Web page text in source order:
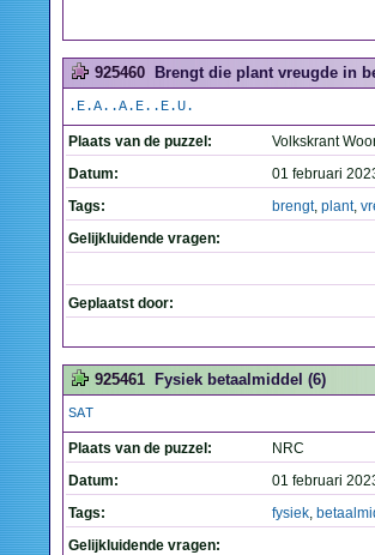
925460 Brengt die plant vreugde in
.E.A..A.E..E.U.
Plaats van de puzzel:
Volkskrant
Datum:
01 februari
Tags:
brengt, plant,
Gelijkluidende vragen:
Geplaatst door:
925461 Fysiek betaalmiddel (6)
SAT
Plaats van de puzzel:
NRC
Datum:
01 februari
Tags:
fysiek,
Gelijkluidende vragen: